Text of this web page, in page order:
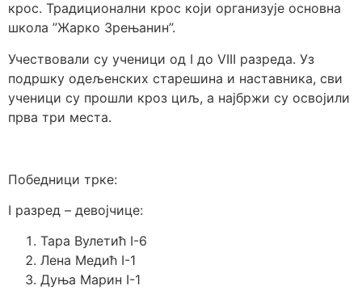
крос. Традиционални крос који организује основна
школа ”Жарко Зрењанин”.
Учествовали су ученици од I до VIII разреда. Уз
подршку одељенских старешина и наставника, сви
ученици су прошли кроз циљ, а најбржи су освојили
прва три места.
Победници трке:
I разред – девојчице:
Тара Вулетић I-6
Лена Медић I-1
Дуња Марин I-1